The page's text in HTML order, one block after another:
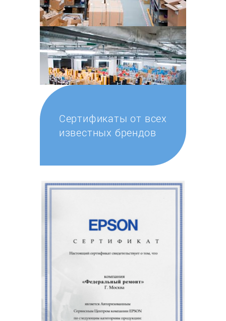
Сертификаты от всех
известных брендов